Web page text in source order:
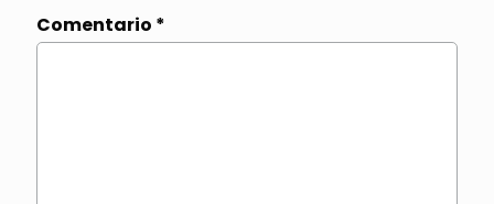
Comentario *